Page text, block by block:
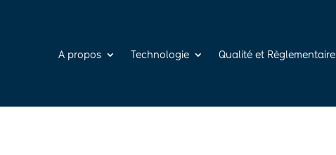
A propos Technologie Qualité et Règlementaire